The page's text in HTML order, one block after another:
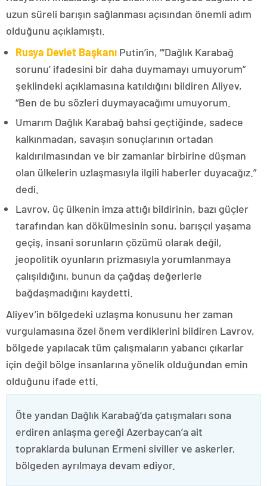
uzun süreli barışın sağlanması açısından önemli adım
olduğunu açıklamıştı.
Rusya Devlet Başkanı Putin’in, “‘Dağlık Karabağ
sorunu’ ifadesini bir daha duymamayı umuyorum”
şeklindeki açıklamasına katıldığını bildiren Aliyev,
“Ben de bu sözleri duymayacağımı umuyorum.
Umarım Dağlık Karabağ bahsi geçtiğinde, sadece
kalkınmadan, savaşın sonuçlarının ortadan
kaldırılmasından ve bir zamanlar birbirine düşman
olan ülkelerin uzlaşmasıyla ilgili haberler duyacağız.”
dedi.
Lavrov, üç ülkenin imza attığı bildirinin, bazı güçler
tarafından kan dökülmesinin sonu, barışçıl yaşama
geçiş, insani sorunların çözümü olarak değil,
jeopolitik oyunların prizmasıyla yorumlanmaya
çalışıldığını, bunun da çağdaş değerlerle
bağdaşmadığını kaydetti.
Aliyev’in bölgedeki uzlaşma konusunu her zaman
vurgulamasına özel önem verdiklerini bildiren Lavrov,
bölgede yapılacak tüm çalışmaların yabancı çıkarlar
için değil bölge insanlarına yönelik olduğundan emin
olduğunu ifade etti.
Öte yandan Dağlık Karabağ’da çatışmaları sona
erdiren anlaşma gereği Azerbaycan’a ait
topraklarda bulunan Ermeni siviller ve askerler,
bölgeden ayrılmaya devam ediyor.